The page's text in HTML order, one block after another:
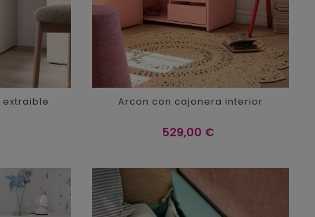
Arcon con cajonera interior
Precio
529,00 €